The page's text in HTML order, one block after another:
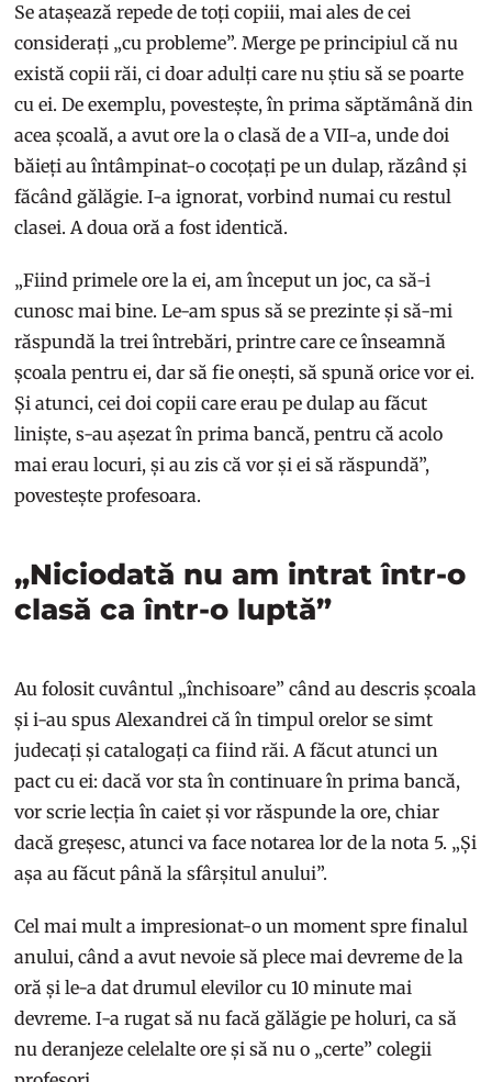
Se atașează repede de toți copiii, mai ales de cei
considerați „cu probleme”. Merge pe principiul că nu
există copii răi, ci doar adulți care nu știu să se poarte
cu ei. De exemplu, povestește, în prima săptămână din
acea școală, a avut ore la o clasă de a VII-a, unde doi
băieți au întâmpinat-o cocoțați pe un dulap, răzând și
făcând gălăgie. I-a ignorat, vorbind numai cu restul
clasei. A doua oră a fost identică.
„Fiind primele ore la ei, am început un joc, ca să-i
cunosc mai bine. Le-am spus să se prezinte și să-mi
răspundă la trei întrebări, printre care ce înseamnă
școala pentru ei, dar să fie onești, să spună orice vor ei.
Și atunci, cei doi copii care erau pe dulap au făcut
liniște, s-au așezat în prima bancă, pentru că acolo
mai erau locuri, și au zis că vor și ei să răspundă”,
povestește profesoara.
„Niciodată nu am intrat într-o
clasă ca într-o luptă”
Au folosit cuvântul „închisoare” când au descris școala
și i-au spus Alexandrei că în timpul orelor se simt
judecați și catalogați ca fiind răi. A făcut atunci un
pact cu ei: dacă vor sta în continuare în prima bancă,
vor scrie lecția în caiet și vor răspunde la ore, chiar
dacă greșesc, atunci va face notarea lor de la nota 5. „Și
așa au făcut până la sfârșitul anului”.
Cel mai mult a impresionat-o un moment spre finalul
anului, când a avut nevoie să plece mai devreme de la
oră și le-a dat drumul elevilor cu 10 minute mai
devreme. I-a rugat să nu facă gălăgie pe holuri, ca să
nu deranjeze celelalte ore și să nu o „certe” colegii